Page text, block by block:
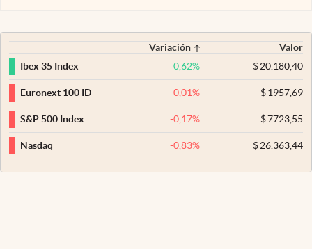
Variación
Valor
Ibex 35 Index
0,62% $20.180,40
Euronext 100 ID -0,01% $1957,69
S&P 500 Index -0,17% $7723,55
Nasdaq -0,83% $26.363,44